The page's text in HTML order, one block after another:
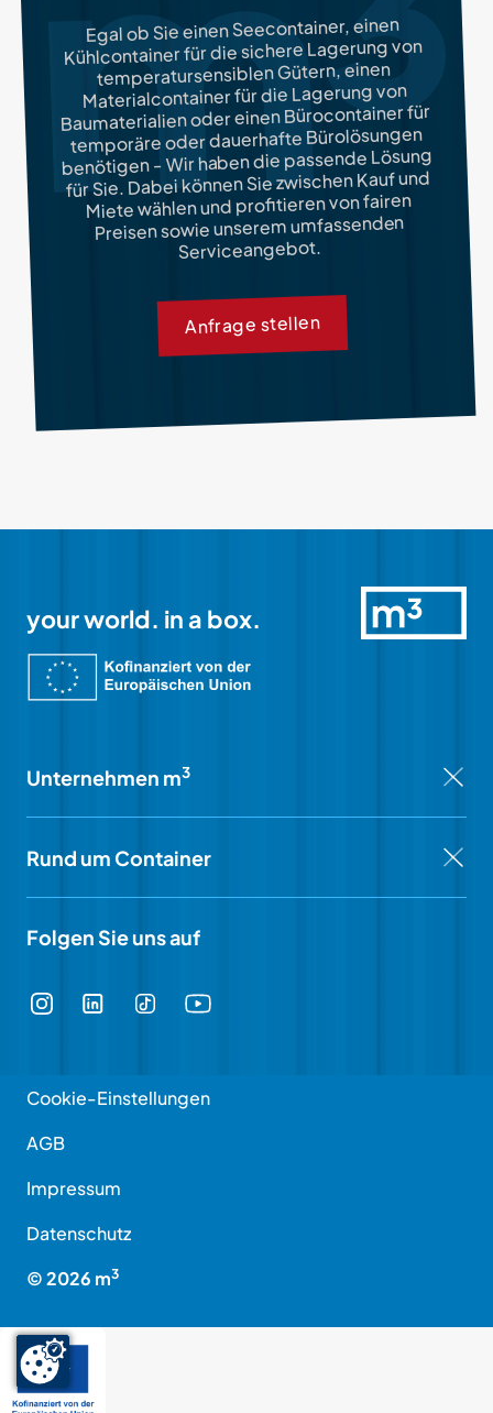
Egal ob Sie einen Seecontainer, einen
Kühlcontainer für die sichere Lagerung von
temperatursensiblen Gütern, einen
Materialcontainer für die Lagerung von
Baumaterialien oder einen Bürocontainer für
temporäre oder dauerhafte Bürolösungen
benötigen - Wir haben die passende Lösung
für Sie. Dabei können Sie zwischen Kauf und
Miete wählen und profitieren von fairen
Preisen sowie unserem umfassenden
Serviceangebot.
Anfrage stellen
your world. in a box.
Unternehmen m3
Rund um Container
Folgen Sie uns auf
©2026 m3
Cookie-Einstellungen
AGB
Impressum
Datenschutz